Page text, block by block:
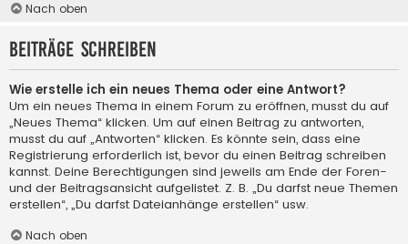
Nach oben
Beiträge schreiben
Wie erstelle ich ein neues Thema oder eine Antwort?
Um ein neues Thema in einem Forum zu eröffnen, musst du auf
„Neues Thema“ klicken. Um auf einen Beitrag zu antworten,
musst du auf „Antworten“ klicken. Es könnte sein, dass eine
Registrierung erforderlich ist, bevor du einen Beitrag schreiben
kannst. Deine Berechtigungen sind jeweils am Ende der Foren-
und der Beitragsansicht aufgelistet. Z. B. „Du darfst neue Themen
erstellen“, „Du darfst Dateianhänge erstellen“ usw.
Nach oben